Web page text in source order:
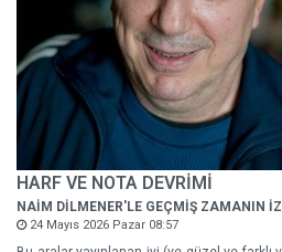
HARF VE NOTA DEVRİMİ
NAİM DİLMENER'LE GEÇMİŞ ZAMANIN
24 Mayıs 2026 Pazar 08:57